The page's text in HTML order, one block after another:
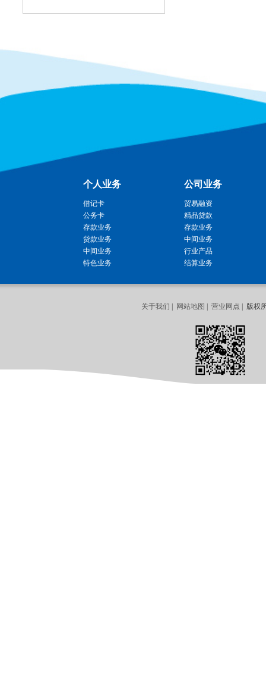
个人业务
借记卡
公务卡
存款业务
贷款业务
中间业务
特色业务
公司业务
贸易融资
精品贷款
存款业务
中间业务
行业产品
结算业务
关于我们 网站地图 营业网点 | 版权